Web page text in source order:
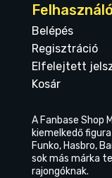
Belépés
Regisztráció
Elfelejtett
Kosár
A Fanbase Shop
kiemelkedő
Funko, Hasbro,
sok más márka
rajongóknak.